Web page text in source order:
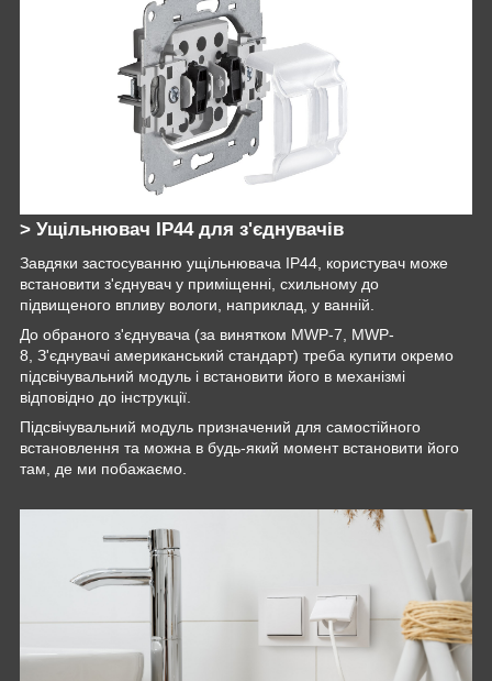
> Ущільнювач IP44 для з'єднувачів
Завдяки застосуванню ущільнювача IP44, користувач може
встановити з'єднувач у приміщенні, схильному до
підвищеного впливу вологи, наприклад, у ванній.
До обраного з'єднувача (за винятком MWP-7, MWP-
8, З'єднувачі американський стандарт) треба купити окремо
підсвічувальний модуль і встановити його в механізмі
відповідно до інструкції.
Підсвічувальний модуль призначений для самостійного
встановлення та можна в будь-який момент встановити його
там, де ми побажаємо.